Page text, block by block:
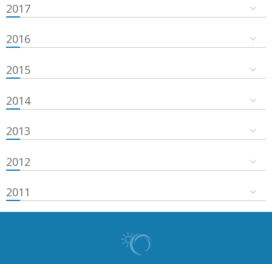
2017
2016
2015
2014
2013
2012
2011